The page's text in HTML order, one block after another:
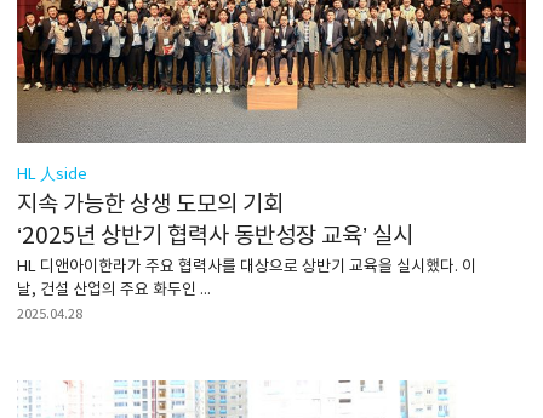
HL 人side
지속 가능한 상생 도모의 기회
‘2025년 상반기 협력사 동반성장 교육’ 실시
HL 디앤아이한라가 주요 협력사를 대상으로 상반기 교육을 실시했다. 이
날, 건설 산업의 주요 화두인 ...
2025.04.28